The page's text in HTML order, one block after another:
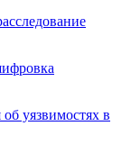
уязвимостях в